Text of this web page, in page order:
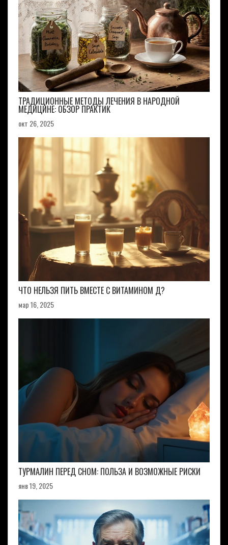
ТРАДИЦИОННЫЕ МЕТОДЫ ЛЕЧЕНИЯ В НАРОДНОЙ
МЕДИЦИНЕ: ОБЗОР ПРАКТИК
окт 26, 2025
ЧТО НЕЛЬЗЯ ПИТЬ ВМЕСТЕ С ВИТАМИНОМ Д?
мар 16, 2025
ТУРМАЛИН ПЕРЕД СНОМ: ПОЛЬЗА И ВОЗМОЖНЫЕ РИСКИ
янв 19, 2025